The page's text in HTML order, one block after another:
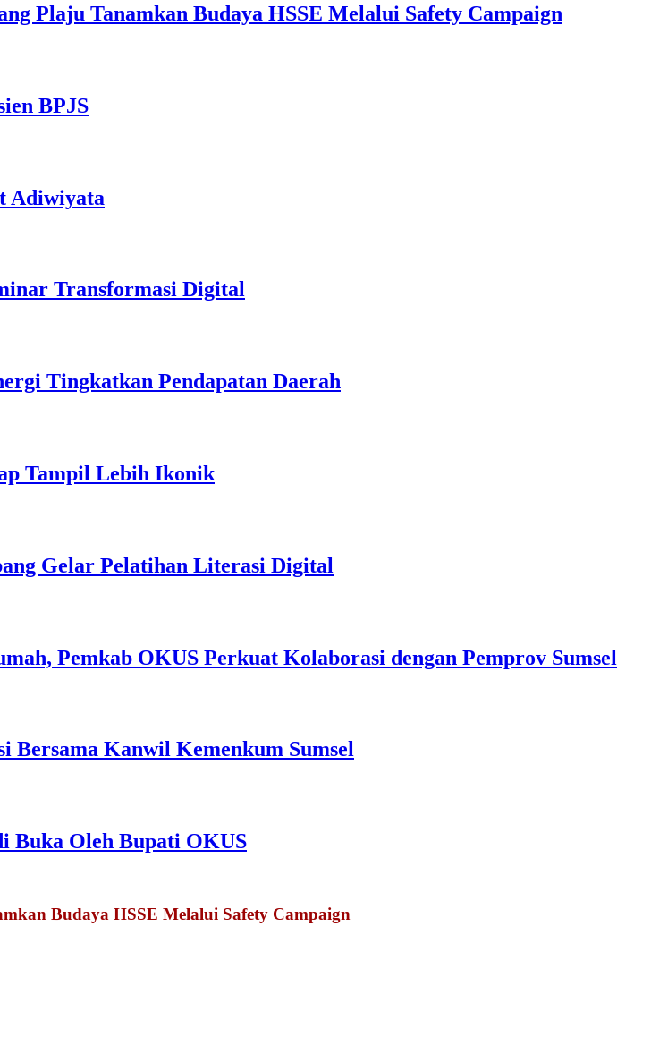
Plaju Tanamkan Budaya HSSE Melalui Safety Campaign
BPJS
Adiwiyata
Transformasi Digital
Tingkatkan Pendapatan Daerah
Tampil Lebih Ikonik
Gelar Pelatihan Literasi Digital
Pemkab OKUS Perkuat Kolaborasi dengan Pemprov Sumsel
Kanwil Kemenkum Sumsel
Buka Oleh Bupati OKUS
Budaya HSSE Melalui Safety Campaign